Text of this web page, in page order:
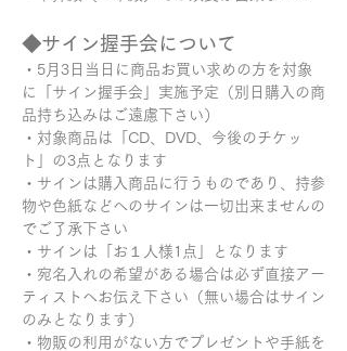
◆サイン握手会について
・5月3日当日に商品お買い求めの方を対象
に「サイン握手会」実施予定（別日購入の商
品持ち込みはご遠慮下さい）
・対象商品は「CD、DVD、今後のチケッ
ト」の3点となります
・サインは購入商品に行うものであり、持参
物や色紙などへのサインは一切出来ませんの
でご了承下さい
・サインは「お１人様1点」となります
・宛名入れの希望がある場合は必ず直接アー
ティストへお伝え下さい（無い場合はサイン
のみとなります）
・物販の利用がない方でプレゼントや手紙を